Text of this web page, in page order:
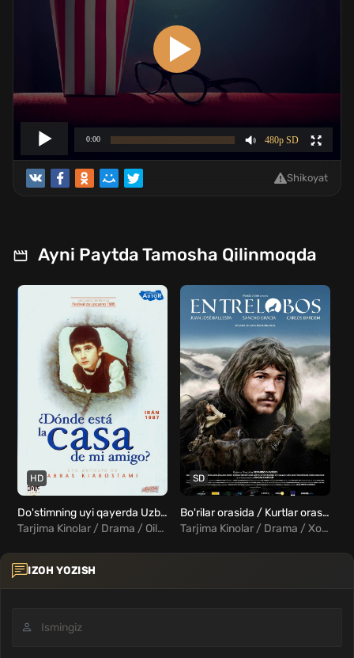
Shikoyat
Ayni Paytda Tamosha Qilinmoqda
HD
Do'stimning uyi qayerda Uzbek tilida
Tarjima Kinolar / Drama / Oilaviy / Xorij Kinolar Uzbek Tilida
SD
Bo'rilar orasida / Kurtlar orasida Uzbek Tilida
Tarjima Kinolar / Drama / Xorij Kinolar Uzbek Tilida
IZOH YOZISH